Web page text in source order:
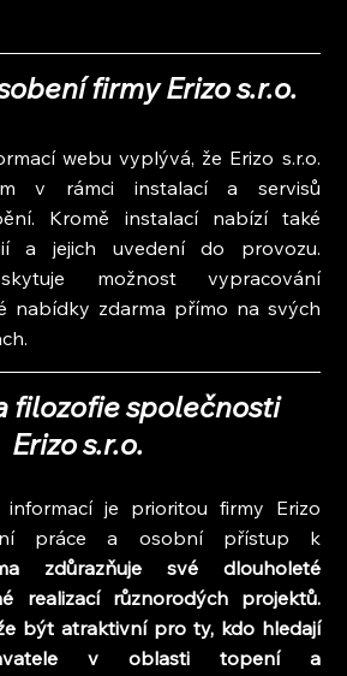
firmy Erizo s.r.o.
webu vyplývá, že Erizo s.r.o.
v rámci instalací a servisů
Kromě instalací nabízí také
a jejich uvedení do provozu.
možnost vypracování
nabídky zdarma přímo na svých
filozofie společnosti
Erizo s.r.o.
informací je prioritou firmy Erizo
práce a osobní přístup k
zdůrazňuje své dlouholeté
realizací různorodých projektů.
být atraktivní pro ty, kdo hledají
v oblasti topení a